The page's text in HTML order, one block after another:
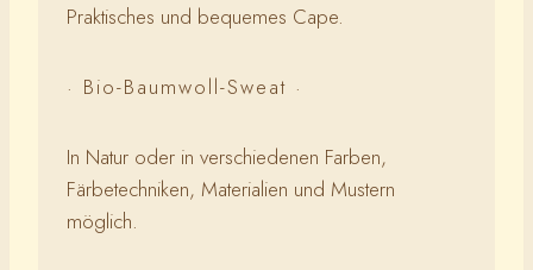
Praktisches und bequemes Cape.
· Bio-Baumwoll-Sweat ·
In Natur oder in verschiedenen Farben,
Färbetechniken, Materialien und Mustern
möglich.